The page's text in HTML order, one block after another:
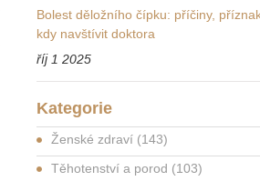
Bolest děložního čípku: příčiny,
kdy navštívit doktora
říj 1 2025
Kategorie
Ženské zdraví (143)
Těhotenství a porod (103)